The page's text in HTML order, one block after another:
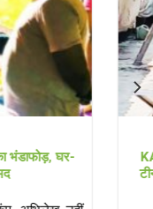
NEWS
पर उठे सवाल! कच्चे
भी नहीं मिला गरीबों को